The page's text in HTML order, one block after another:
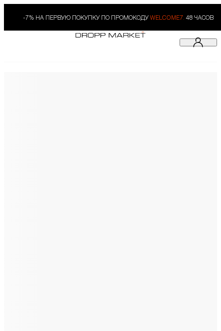
-7% НА ПЕРВУЮ ПОКУПКУ ПО ПРОМОКОДУ WELCOME7. 48 ЧАСОВ